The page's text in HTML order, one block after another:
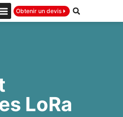
Obtenir un devis
LoRa